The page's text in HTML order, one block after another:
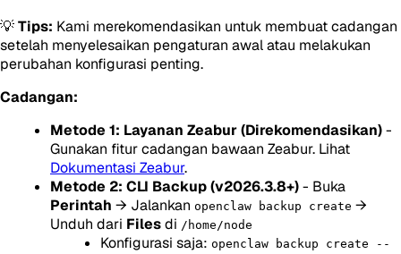
💡Tips: Kami merekomendasikan untuk membuat cadangan
setelah menyelesaikan pengaturan awal atau melakukan
perubahan konfigurasi penting.
Cadangan:
Metode 1: Layanan Zeabur (Direkomendasikan)-
Gunakan fitur cadangan bawaan Zeabur. Lihat
Dokumentasi Zeabur.
Metode 2: CLI Backup (v2026.3.8+)- Buka
Perintah → Jalankan openclaw backup create →
Unduh dari Filesdi /home/node
Konfigurasi saja: openclaw backup create --